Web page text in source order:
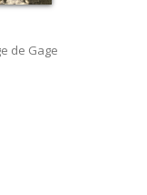
de Gage